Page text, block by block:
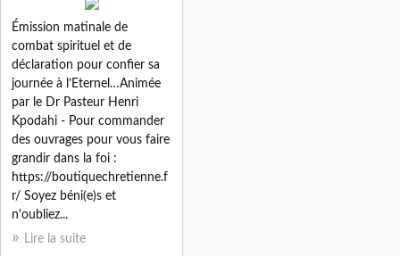
Émission matinale de
combat spirituel et de
déclaration pour confier sa
journée à l’Eternel…Animée
par le Dr Pasteur Henri
Kpodahi - Pour commander
des ouvrages pour vous faire
grandir dans la foi :
https://boutiquechretienne.f
r/ Soyez béni(e)s et
n'oubliez...
Lire la suite